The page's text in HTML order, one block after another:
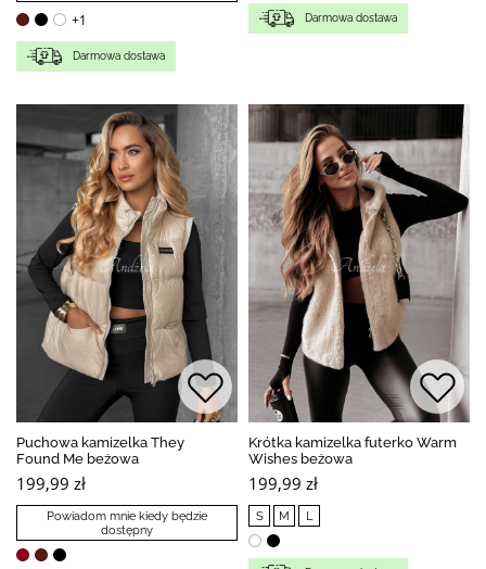
+1
Darmowa dostawa
Darmowa dostawa
Puchowa kamizelka They
Found Me beżowa
199,99 zł
Powiadom mnie kiedy będzie
dostępny
Krótka kamizelka futerko Warm
Wishes beżowa
199,99 zł
S M L